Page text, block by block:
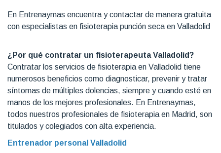
En Entrenaymas encuentra y contactar de manera gratuita
con especialistas en fisioterapia punción seca en Valladolid
¿Por qué contratar un fisioterapeuta Valladolid?
Contratar los servicios de fisioterapia en Valladolid tiene
numerosos beneficios como diagnosticar, prevenir y tratar
síntomas de múltiples dolencias, siempre y cuando esté en
manos de los mejores profesionales. En Entrenaymas,
todos nuestros profesionales de fisioterapia en Madrid, son
titulados y colegiados con alta experiencia.
Entrenador personal Valladolid